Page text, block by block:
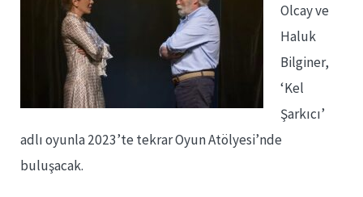
Olcay ve
Haluk
Bilginer,
‘Kel
Şarkıcı’
adlı oyunla 2023’te tekrar Oyun Atölyesi’nde
buluşacak.